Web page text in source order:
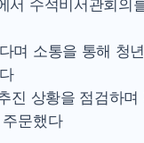
서 수석비서관회의
며 소통을 통해 청
진 상황을 점검하
문했다